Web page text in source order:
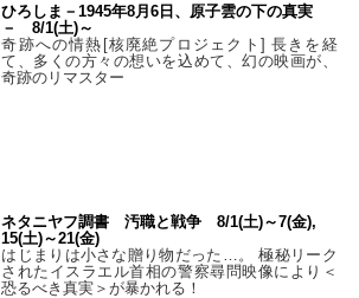
ひろしま－1945年8月6日、原子雲の下の真実
－ 8/1(土)～
奇跡への情熱[核廃絶プロジェクト] 長きを経
て、多くの方々の想いを込めて、幻の映画が、
奇跡のリマスター
ネタニヤフ調書 汚職と戦争 8/1(土)～7(金),
15(土)～21(金)
はじまりは小さな贈り物だった…。 極秘リーク
されたイスラエル首相の警察尋問映像により＜
恐るべき真実＞が暴かれる！